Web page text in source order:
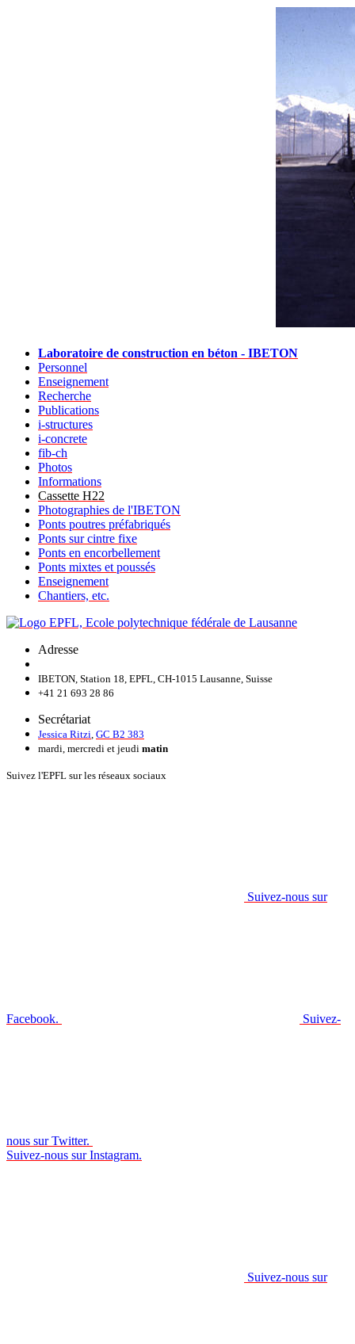
Laboratoire de construction en béton - IBETON
Personnel
Enseignement
Recherche
Publications
i-structures
i-concrete
fib-ch
Photos
Informations
Cassette H22
Photographies de l'IBETON
Ponts poutres préfabriqués
Ponts sur cintre fixe
Ponts en encorbellement
Ponts mixtes et poussés
Enseignement
Chantiers, etc.
Adresse
IBETON, Station 18, EPFL, CH-1015 Lausanne, Suisse
+41 21 693 28 86
Secrétariat
Jessica Ritzi GC B2 383
mardi, mercredi et jeudi matin
Suivez l'EPFL sur les réseaux sociaux
Suivez-nous sur
Facebook. Suivez-
nous sur Twitter.
Suivez-nous sur Instagram.
Suivez-nous sur